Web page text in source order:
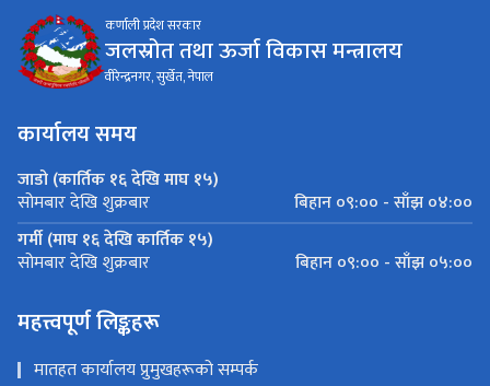
कर्णाली प्रदेश सरकार
जलस्रोत तथा ऊर्जा विकास मन्त्रालय
वीरेन्द्रनगर, सुर्खेत, नेपाल
कार्यालय समय
जाडो (कार्तिक १६ देखि माघ १५)
सोमबार देखि शुक्रबार
बिहान ०९:०० - साँझ ०४:००
गर्मी (माघ १६ देखि कार्तिक १५)
सोमबार देखि शुक्रबार बिहान ०९:०० - साँझ ०५:००
महत्त्वपूर्ण लिङ्कहरू
मातहत कार्यालय प्रुमुखहरूको सम्पर्क